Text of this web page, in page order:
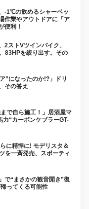
-1℃の飲めるシャーベッ
作業やアウトドアに「ア
便利！
2ストVツインバイク、
83HPを絞り出す。その
”になったのか!?」ドリ
その答え
で自ら施工！」居酒屋マ
“カーボンケブラーGT-
に精悍に! モデリスタ＆
を一斉発売、スポーティ
で“まさかの観音開き”復
ってくる可能性